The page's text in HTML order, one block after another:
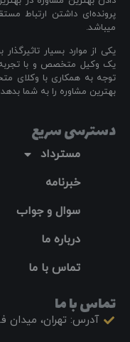
پرونده‌ای داشتن ارتباط
میباشد.
یکی از موارد بسیار
یک وکیل متخصص و با تجربه
توجه به همکاری با وکلای
بهترین مشاوره را به شما بدهد
دسترسی سریع
مسترداد
خبرنامه
سوال و جواب
درباره ما
تماس با ما
تماس با ما
آدرس: تهران، میدان